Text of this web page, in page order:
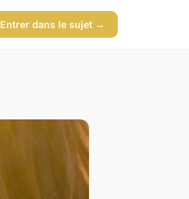
Entrer dans le sujet →